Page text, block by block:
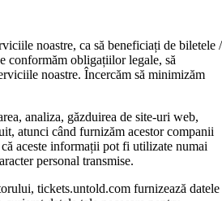
noastre, ca să beneficiați de biletele /
conformăm obligațiilor legale, să
noastre. Încercăm să minimizăm
analiza, găzduirea de site-uri web,
atunci când furnizăm acestor companii
aceste informații pot fi utilizate numai
personal transmise.
tickets.untold.com furnizează datele